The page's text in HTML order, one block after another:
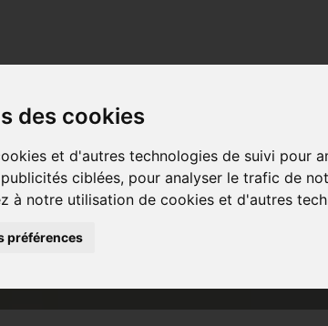
des cookies
et d'autres technologies de suivi pour
ciblées, pour analyser le trafic de
à notre utilisation de cookies et d'autres
préférences